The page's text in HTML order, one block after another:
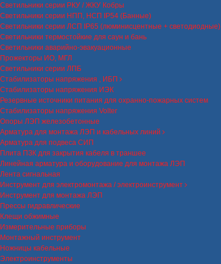
Светильники серии РКУ / ЖКУ Кобры
Светильники серии НПП, НСП IP54 (Банные)
Светильники серии ЛСП IP65 (люминисцентные + светодиодные)
Светильники термостойкие для саун и бань
Светильники аварийно-эвакуационные
Прожекторы ИО, МГЛ
Светильники серии ЛПБ
Стабилизаторы напряжения , ИБП
Стабилизаторы напряжения ИЭК
Резервные источники питания для охранно-пожарных систем
Стабилизаторы напряжения Volter
Опоры ЛЭП железобетонные
Арматура для монтажа ЛЭП и кабельных линий
Арматура для подвеса СИП
Плита ПЗК для закрытия кабеля в траншее
Линейная арматура и оборудование для монтажа ЛЭП
Лента сигнальная
Инструмент для электромонтажа / электроинструмент
Инструмент для монтажа ЛЭП
Прессы гидравлические
Клещи обжимные
Измерительные приборы
Монтажный инструмент
Ножницы кабельные
Электроинструменты